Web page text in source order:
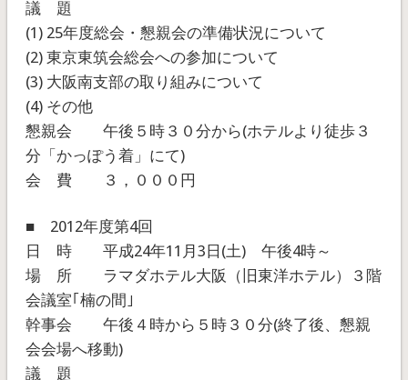
議 題
(1) 25年度総会・懇親会の準備状況について
(2) 東京東筑会総会への参加について
(3) 大阪南支部の取り組みについて
(4) その他
懇親会 午後５時３０分から(ホテルより徒歩３
分「かっぽう着」にて)
会 費 ３，０００円
■ 2012年度第4回
日 時 平成24年11月3日(土) 午後4時～
場 所 ラマダホテル大阪（旧東洋ホテル）３階
会議室｢楠の間｣
幹事会 午後４時から５時３０分(終了後、懇親
会会場へ移動)
議 題